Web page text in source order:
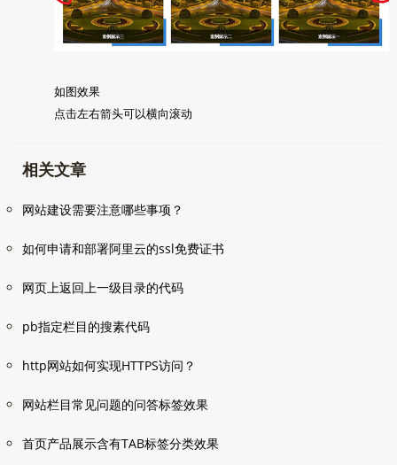
如图效果
点击左右箭头可以横向滚动
相关文章
网站建设需要注意哪些事项？
如何申请和部署阿里云的ssl免费证书
网页上返回上一级目录的代码
pb指定栏目的搜素代码
http网站如何实现HTTPS访问？
网站栏目常见问题的问答标签效果
首页产品展示含有TAB标签分类效果